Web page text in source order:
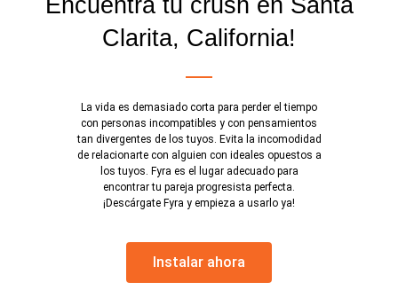
Encuentra tu crush en Santa
Clarita, California!
La vida es demasiado corta para perder el tiempo
con personas incompatibles y con pensamientos
tan divergentes de los tuyos. Evita la incomodidad
de relacionarte con alguien con ideales opuestos a
los tuyos. Fyra es el lugar adecuado para
encontrar tu pareja progresista perfecta.
¡Descárgate Fyra y empieza a usarlo ya!
Instalar ahora